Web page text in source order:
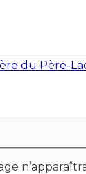
du Père-